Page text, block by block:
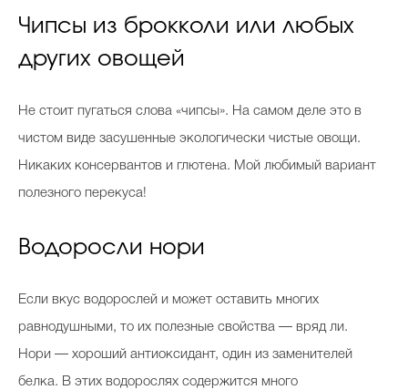
Чипсы из брокколи или любых
других овощей
Не стоит пугаться слова «чипсы». На самом деле это в
чистом виде засушенные экологически чистые овощи.
Никаких консервантов и глютена. Мой любимый вариант
полезного перекуса!
Водоросли нори
Если вкус водорослей и может оставить многих
равнодушными, то их полезные свойства — вряд ли.
Нори — хороший антиоксидант, один из заменителей
белка. В этих водорослях содержится много